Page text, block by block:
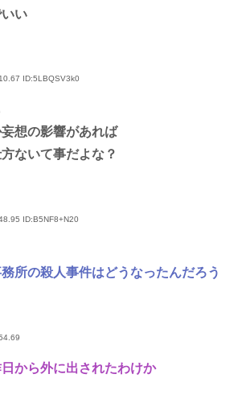
い
ID:5LBQSV3k0
想の影響があれば
ないて事だよな？
ID:B5NF8+N20
所の殺人事件はどうなったんだろう
から外に出されたわけか